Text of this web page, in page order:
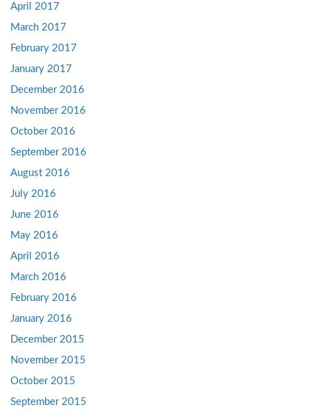
April 2017
March 2017
February 2017
January 2017
December 2016
November 2016
October 2016
September 2016
August 2016
July 2016
June 2016
May 2016
April 2016
March 2016
February 2016
January 2016
December 2015
November 2015
October 2015
September 2015